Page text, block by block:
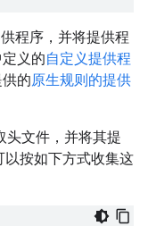
程序，并将提供程
义的自定义提供程
的原生规则的提供
头文件，并将其提
按如下方式收集这